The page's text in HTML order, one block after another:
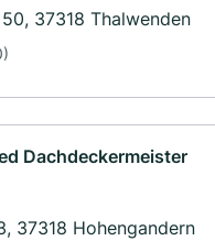
37318 Thalwenden
Dachdeckermeister
37318 Hohengandern